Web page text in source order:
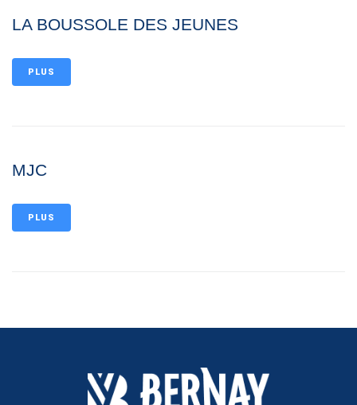
LA BOUSSOLE DES JEUNES
PLUS
MJC
PLUS